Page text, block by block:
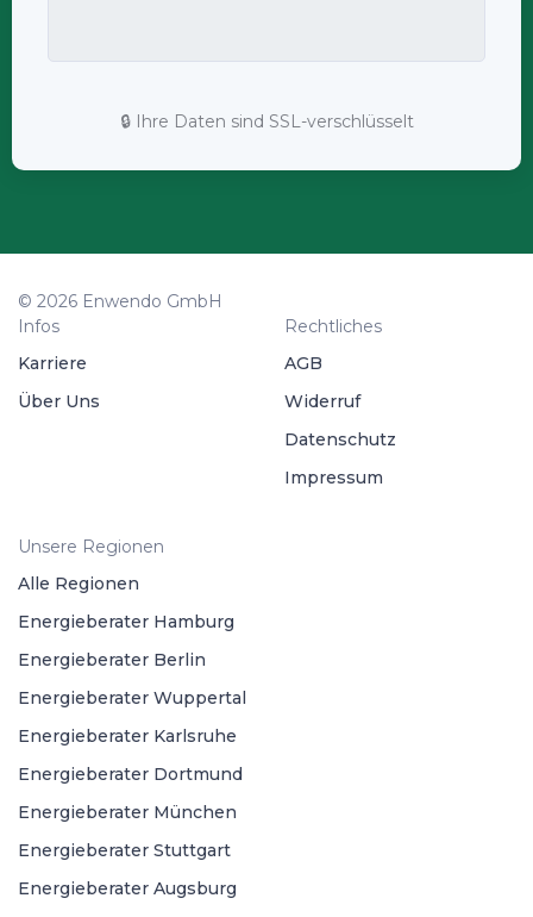
🔒 Ihre Daten sind SSL-verschlüsselt
© 2026 Enwendo GmbH
Infos
Karriere
Über Uns
Rechtliches
AGB
Widerruf
Datenschutz
Impressum
Unsere Regionen
Alle Regionen
Energieberater Hamburg
Energieberater Berlin
Energieberater Wuppertal
Energieberater Karlsruhe
Energieberater Dortmund
Energieberater München
Energieberater Stuttgart
Energieberater Augsburg